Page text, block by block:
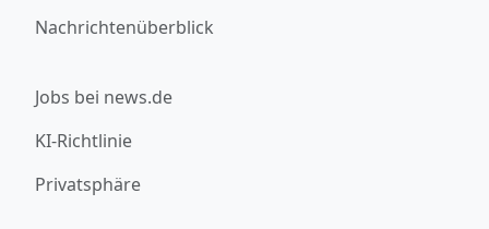
Nachrichtenüberblick
Jobs bei news.de
KI-Richtlinie
Privatsphäre